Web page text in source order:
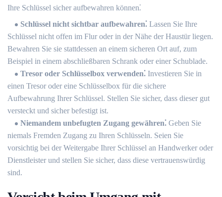
Ihre Schlüssel sicher aufbewahren können⁚
Schlüssel nicht sichtbar aufbewahren⁚ Lassen Sie Ihre
Schlüssel nicht offen im Flur oder in der Nähe der Haustür liegen.​
Bewahren Sie sie stattdessen an einem sicheren Ort auf, zum
Beispiel in einem abschließbaren Schrank oder einer Schublade.​
Tresor oder Schlüsselbox verwenden⁚ Investieren Sie in
einen Tresor oder eine Schlüsselbox für die sichere
Aufbewahrung Ihrer Schlüssel. Stellen Sie sicher, dass dieser gut
versteckt und sicher befestigt ist.​
Niemandem unbefugten Zugang gewähren⁚ Geben Sie
niemals Fremden Zugang zu Ihren Schlüsseln.​ Seien Sie
vorsichtig bei der Weitergabe Ihrer Schlüssel an Handwerker oder
Dienstleister und stellen Sie sicher, dass diese vertrauenswürdig
sind.​